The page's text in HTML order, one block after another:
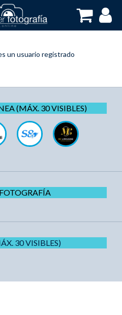
un usuario registrado
(MÁX. 30 VISIBLES)
30 VISIBLES)